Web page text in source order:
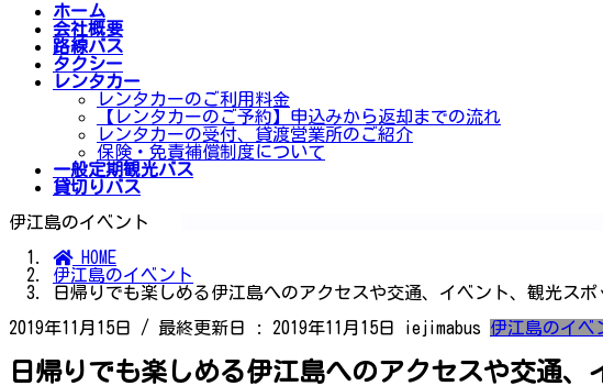
ホーム
会社概要
路線バス
タクシー
レンタカー
レンタカーのご利用料金
【レンタカーのご予約】申込みから返却までの流れ
レンタカーの受付、貸渡営業所のご紹介
保険・免責補償制度について
一般定期観光バス
貸切りバス
伊江島のイベント
HOME
伊江島のイベント
日帰りでも楽しめる伊江島へのアクセスや交通、イベント、観光ス
2019年11月15日
/ 最終更新日 : 2019年11月15日 iejimabus 伊江島のイベ
日帰りでも楽しめる伊江島へのアクセスや交通